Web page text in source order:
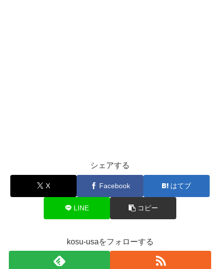
シェアする
X Facebook はてブ
LINE コピー
kosu-usaをフォローする